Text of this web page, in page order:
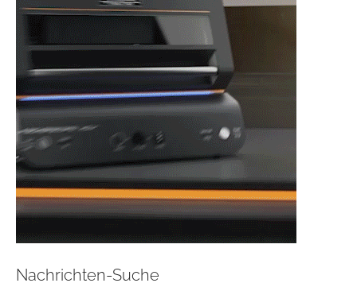
Nachrichten-Suche